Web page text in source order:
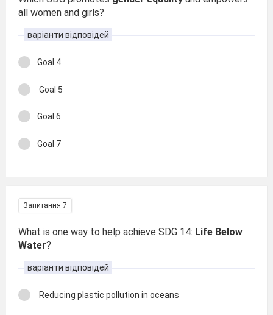
all women and girls?
варіанти відповідей
Goal 4
Goal 5
Goal 6
Goal 7
Запитання 7
What is one way to help achieve SDG 14: Life Below
Water?
варіанти відповідей
Reducing plastic pollution in oceans